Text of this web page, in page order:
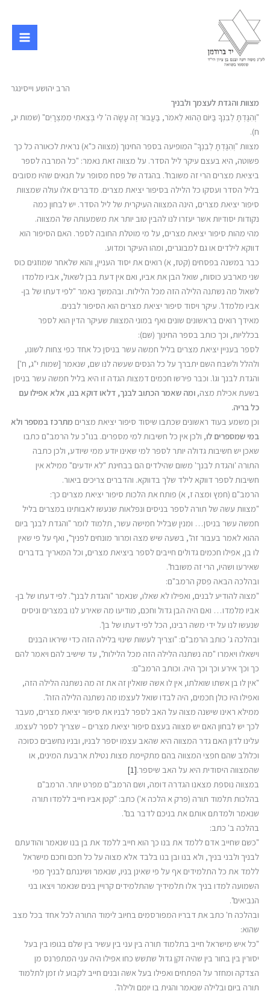
לתוכן
הרב יהושע וייסינגר
מצוות והגדת לעצמך ולבניך
"וְהִגַּדְתָּ לְבִנְךָ בַּיּוֹם הַהוּא לֵאמֹר, בַּעֲבוּר זֶה עָשָׂה ה' לִי בְּצֵאתִי מִמִּצְרָיִם" (שמות יג,
ח).
מצוות "וְהִגַּדְתָּ לְבִנְךָ" המופיעה בספר החינוך (מצווה כ"א) נראית לכאורה כל כך
פשוטה, היא בעצם עיקר ליל הסדר. על מצווה זאת נאמר: "כל המרבה לספר
ביציאת מצרים הרי זה משובח". בהגדה של פסח מסופר על תנאים שהיו מסובים
בליל הסדר ועסקו כל הלילה בסיפור יציאת מצרים. מדברים אלו עולה שמצוות
סיפור יציאת מצרים, הינה המצווה העיקרית של ליל הסדר. יש לבחון כמה
נקודות יסודיות אשר יעזרו לנו להבין טוב יותר את משמעותה של המצווה.
מהי מהות סיפור יציאת מצרים, על מי מוטלת החובה לספר. האם הסיפור הוא
דווקא לילדים או גם למבוגרים, ומהו העיקר ומדוע.
כבר במשנה בפסחים (קטז, א) רואים את יסוד העניין, והוא שלאחר שמוזגים כוס
שני מארבע כוסות, שואל הבן את אביו, ואם אין דעת בבן לשאול, אביו מלמדו
לשאול מה נשתנה הלילה הזה מכל הלילות. ובהמשך נאמר "לפי דעתו של בן-
אביו מלמדו". עיקר ויסוד סיפור יציאת מצרים הוא הסיפור לבנים.
מאידך רואים בראשונים שונים ואף במוני המצוות שעיקר הדין הוא לספר
בכלליות, וכך כותב בספר החינוך (שם):
לספר בעניין יציאת מצרים בליל חמשה עשר בניסן כל אחד כפי צחות לשונו,
ולהלל ולשבח השם יתברך על כל הנסים שעשה לנו שם, שנאמר [שמות י"ג, ח']
והגדת לבנך וגו'. וכבר פירשו חכמים דמצות הגדה זו היא בליל חמשה עשר בניסן
בשעת אכילת מצה, ומה שאמר הכתוב לבנך, דלאו דוקא בנו, אלא אפילו עם
כל בריה.
וכן משמע בעוד ראשונים שכתבו שיסוד סיפור יציאת מצרים מתרכז במספר ולא
במי שמספרים לו, ולכן אין כל חשיבות למי מספרים. בנו"כ על הרמב"ם כתבו
שאכן יש חשיבות גדולה יותר לספר למי שאינו יודע ממי שיודע, ולכן כתבה
התורה 'והגדת לבנך' משום שהילדים הם בבחינת "לא יודעים" ממילא אין
חשיבות לספר דווקא לילד שלך בדווקא. והדברים צריכים ביאור.
הרמב"ם (חמץ ומצה ז, א) פותח את הלכות סיפור יציאת מצרים כך:
"מצוות עשה של תורה לספר בניסים ונפלאות שנעשו לאבותינו במצרים בליל
חמשה עשר בניסן… ומנין שבליל חמישה עשר, תלמוד לומר "והגדת לבנך ביום
ההוא לאמר בעבור זה", בשעה שיש מצה ומרור מונחים לפניך", ואף על פי שאין
לו בן, אפילו חכמים גדולים חייבים לספר ביציאת מצרים, וכל המאריך בדברים
שאירעו ושהיו, הרי זה משובח".
ובהלכה הבאה פסק הרמב"ם:
"מצוה להודיע לבנים, ואפילו לא שאלו, שנאמר "והגדת לבנך". לפי דעתו של בן-
אביו מלמדו… ואם היה הבן גדול וחכם, מודיעו מה שאירע לנו במצרים וניסים
שנעשו לנו על ידי משה רבינו, הכל לפי דעתו של בן".
ובהלכה ג' כותב הרמב"ם: "וצריך לעשות שינוי בלילה הזה כדי שיראו הבנים
וישאלו ויאמרו "מה נשתנה הלילה הזה מכל הלילות", עד שישיב להם ויאמר להם
כך וכך אירע וכך וכך היה. וכותב הרמב"ם:
"אין לו בן אשתו שואלתו, אין לו אשה שואלין זה את זה מה נשתנה הלילה הזה,
ואפילו היו כולן חכמים, היה לבדו שואל לעצמו מה נשתנה הלילה הזה".
ממילא ראינו שישנה מצוה על האב לספר לבניו את סיפור יציאת מצרים, מעבר
לכך יש לבחון האם יש מצווה בעצם סיפור יציאת מצרים – שצריך לספר לעצמו.
עלינו לדון האם גדר המצווה היא שהאב עצמו יספר לבניו, ובניו נחשבים כסוכה
וכלולב שהם חפצי המצווה בהם מתקיימת מצות נטילת ארבעת המינים, או
שהמצווה היסודית היא על האב שיספר.[1]
במצווה נוספת מצאנו הגדרה דומה, ושם הרמב"ם מפרט יותר. הרמב"ם
בהלכות תלמוד תורה (פרק א הלכה א') כתב: "קטן אביו חייב ללמדו תורה
שנאמר ולמדתם אותם את בניכם לדבר בם".
בהלכה ב' כתב:
"כשם שחייב אדם ללמד את בנו כך הוא חייב ללמד את בן בנו שנאמר והודעתם
לבניך ולבני בניך, ולא בנו ובן בנו בלבד אלא מצוה על כל חכם וחכם מישראל
ללמד את כל התלמידים אף על פי שאינן בניו, שנאמר ושיננתם לבניך מפי
השמועה למדו בניך אלו תלמידיך שהתלמידים קרויין בנים שנאמר ויצאו בני
הנביאים".
ובהלכה ח' כתב את דבריו המפורסמים בחיוב לימוד התורה לכל אחד בכל מצב
שהוא:
"כל איש מישראל חייב בתלמוד תורה בין עני בין עשיר בין שלם בגופו בין בעל
יסורין בין בחור בין שהיה זקן גדול שתשש כחו אפילו היה עני המתפרנס מן
הצדקה ומחזר על הפתחים ואפילו בעל אשה ובנים חייב לקבוע לו זמן לתלמוד
תורה ביום ובלילה שנאמר והגית בו יומם ולילה".